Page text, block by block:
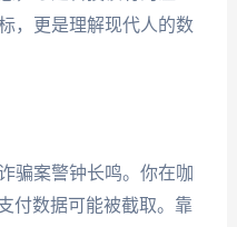
，更是理解现代人的数
骗案警钟长鸣。你在咖
付数据可能被截取。靠